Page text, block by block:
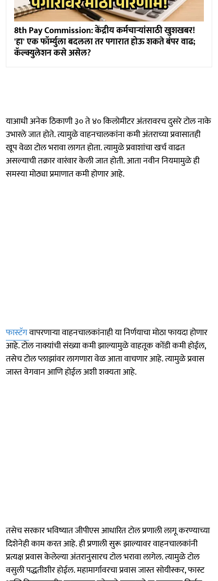
8th Pay Commission: केंद्रीय कर्मचाऱ्यांसाठी खुशखबर!
'हा' एक फॉर्म्युला बदलला तर पगारात होऊ शकते बंपर वाढ;
कॅल्क्युलेशन कसे असेल?
याआधी अनेक ठिकाणी ३० ते ४० किलोमीटर अंतरावरच दुसरे टोल नाके
उभारले जात होते. त्यामुळे वाहनचालकांना कमी अंतराच्या प्रवासातही
खूप वेळा टोल भरावा लागत होता. त्यामुळे प्रवाशांचा खर्च वाढत
असल्याची तक्रार वारंवार केली जात होती. आता नवीन नियमामुळे ही
समस्या मोठ्या प्रमाणात कमी होणार आहे.
फास्टॅगवापरणाऱ्या वाहनचालकांनाही या निर्णयाचा मोठा फायदा होणार
आहे. टोल नाक्यांची संख्या कमी झाल्यामुळे वाहतूक कोंडी कमी होईल,
तसेच टोल प्लाझांवर लागणारा वेळ आता वाचणार आहे. त्यामुळे प्रवास
जास्त वेगवान आणि होईल अशी शक्यता आहे.
तसेच सरकार भविष्यात जीपीएस आधारित टोल प्रणाली लागू करण्याच्या
दिशेनेही काम करत आहे. ही प्रणाली सुरू झाल्यावर वाहनचालकांनी
प्रत्यक्ष प्रवास केलेल्या अंतरानुसारच टोल भरावा लागेल. त्यामुळे टोल
वसुली पद्धतीशीर होईल. महामार्गावरचा प्रवास जास्त सोयीस्कर, फास्ट